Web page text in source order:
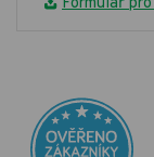
Formulář